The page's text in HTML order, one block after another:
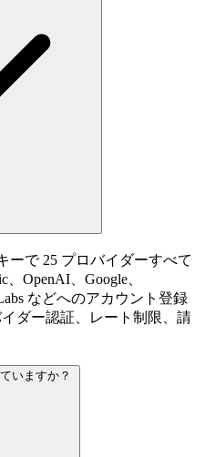
ーで 25 プロバイダーすべて
OpenAI、Google、
などへのアカウント登録
ダー認証、レート制限、請
いますか？